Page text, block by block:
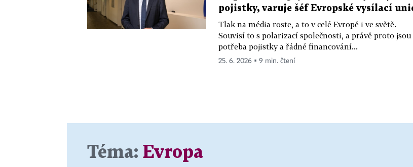
pojistky, varuje šéf Evropské vysílací
Tlak na média roste, a to v celé Evropě i ve světě.
Souvisí to s polarizací společnosti, a právě proto jsou
potřeba pojistky a řádné financování...
25. 6. 2026 ▪ 9 min. čtení
Téma: Evropa